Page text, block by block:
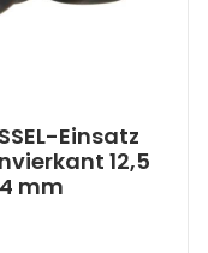
Einsatz
12,5
mm